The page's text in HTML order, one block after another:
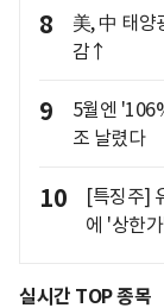
8
美, 中 태양
감↑
9
5월엔
조 날렸다
10
[특징주]
에 '상한
실시간 TOP 종목